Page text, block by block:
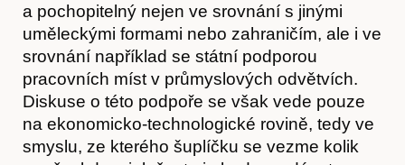
a pochopitelný nejen ve srovnání s jinými
uměleckými formami nebo zahraničím, ale i ve
srovnání například se státní podporou
pracovních míst v průmyslových odvětvích.
Diskuse o této podpoře se však vede pouze
na ekonomicko-technologické rovině, tedy ve
smyslu, ze kterého šuplíčku se vezme kolik